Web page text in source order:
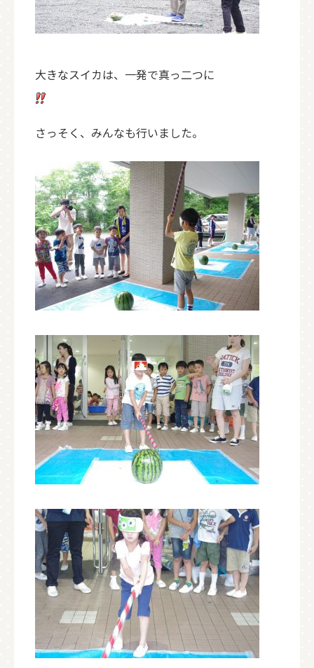
大きなスイカは、一発で真っ二つに
さっそく、みんなも行いました。